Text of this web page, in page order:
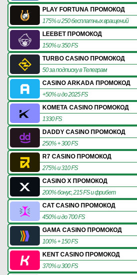
PLAY FORTUNA ПРОМОКОД
175% и 250 бесплатных вращений
LEEBET ПРОМОКОД
150% и 350 FS
TURBO CASINO ПРОМОКОД
50 за подписку в Телеграм
CASINO ARKADA ПРОМОКОД
+50% и до 2025 FS
KOMETA CASINO ПРОМОКОД
1330 FS
DADDY CASINO ПРОМОКОД
250% + 300 FS
R7 CASINO ПРОМОКОД
275% и 310 FS
CASINO X ПРОМОКОД
200% бонус, 215 FS и фрибет
CAT CASINO ПРОМОКОД
450% и до 700 FS
GAMA CASINO ПРОМОКОД
100% + 150 FS
KENT CASINO ПРОМОКОД
370% и 300 FS